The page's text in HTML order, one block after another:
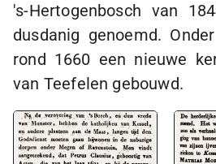
's-Hertogenbosch van
dusdanig genoemd.
rond 1660 een nieuwe
van Teefelen gebouwd.